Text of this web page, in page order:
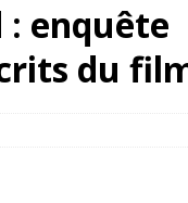
possidendi, ou jusqu’où
: enquête
du